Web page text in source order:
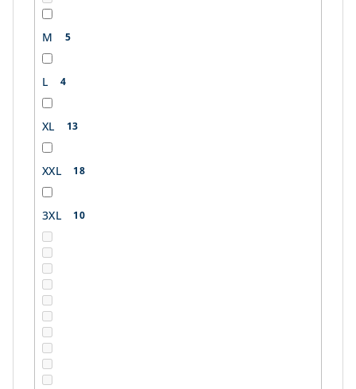
M 5
L 4
XL 13
XXL 18
3XL 10